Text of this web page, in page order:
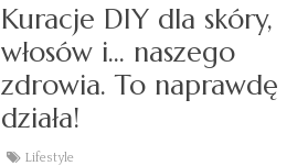
Kuracje DIY dla skóry,
włosów i… naszego
zdrowia. To naprawdę
działa!
Lifestyle